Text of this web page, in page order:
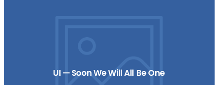
UI — Soon We Will All Be One